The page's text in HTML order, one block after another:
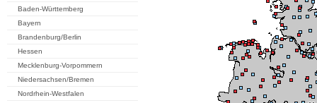
Baden-Württemberg
Bayern
Brandenburg/Berlin
Hessen
Mecklenburg-Vorpommern
Niedersachsen/Bremen
Nordrhein-Westfalen